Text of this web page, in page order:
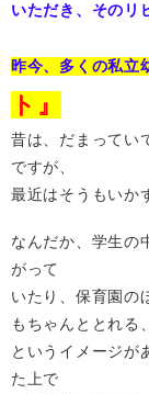
いただき、そのリ
昨今、多くの私立
ト』
昔は、だまってい
ですが、
最近はそうもいか
なんだか、学生の
がって
いたり、保育園の
もちゃんととれる、
というイメージが
た上で